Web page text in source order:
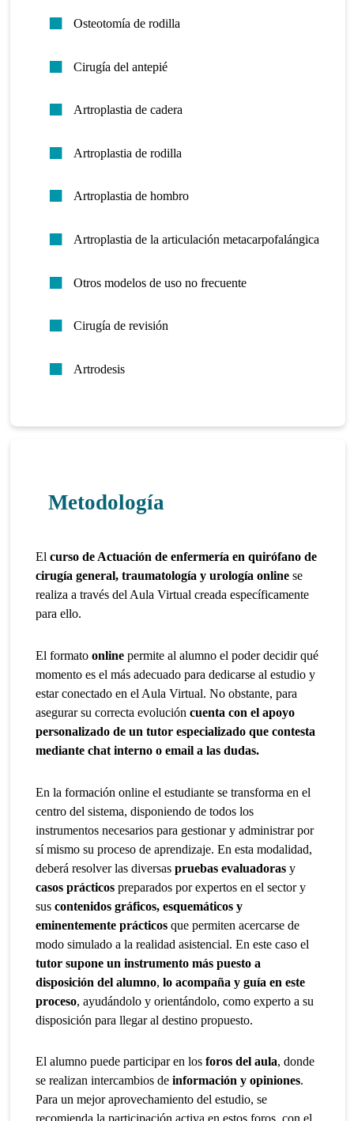
Osteotomía de rodilla
Cirugía del antepié
Artroplastia de cadera
Artroplastia de rodilla
Artroplastia de hombro
Artroplastia de la articulación metacarpofalángica
Otros modelos de uso no frecuente
Cirugía de revisión
Artrodesis
Metodología
Elcurso de Actuación de enfermería en quirófano de
cirugía general, traumatología y urología online se
realiza a través del Aula Virtual creada específicamente
para ello.
El formato online permite al alumno el poder decidir qué
momento es el más adecuado para dedicarse al estudio y
estar conectado en el Aula Virtual. No obstante, para
asegurar su correcta evolución cuenta con el apoyo
personalizado de un tutor especializado que contesta
mediante chat interno o email a las dudas.
En la formación online el estudiante se transforma en el
centro del sistema, disponiendo de todos los
instrumentos necesarios para gestionar y administrar por
sí mismo su proceso de aprendizaje. En esta modalidad,
deberá resolver las diversaspruebas evaluadoras y
casos prácticospreparados por expertos en el sector y
suscontenidos gráficos, esquemáticos y
eminentemente prácticos que permiten acercarse de
modo simulado a la realidad asistencial. En este caso el
tutor supone un instrumento más puesto a
disposición del alumno,lo acompaña y guía en este
proceso, ayudándolo y orientándolo, como experto a su
disposición para llegar al destino propuesto.
El alumno puede participar en losforos del aula, donde
se realizan intercambios deinformación y opiniones.
Para un mejor aprovechamiento del estudio, se